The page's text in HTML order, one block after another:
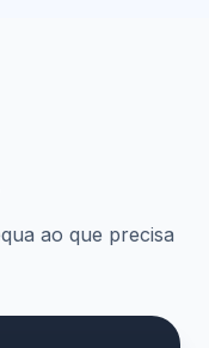
ao que precisa